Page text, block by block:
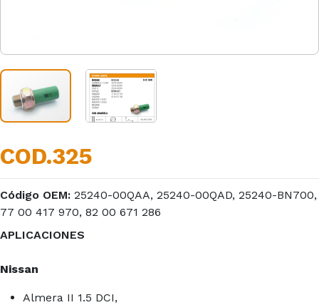
COD.325
Código OEM: 25240-00QAA, 25240-00QAD, 25240-BN700,
77 00 417 970, 82 00 671 286
APLICACIONES
Nissan
Almera II 1.5 DCI,